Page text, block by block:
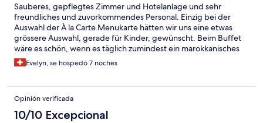
Sauberes, gepflegtes Zimmer und Hotelanlage und sehr
freundliches und zuvorkommendes Personal. Einzig bei der
Auswahl der À la Carte Menukarte hätten wir uns eine etwas
grössere Auswahl, gerade für Kinder, gewünscht. Beim Buffet
wäre es schön, wenn es täglich zumindest ein marokkanisches
Gericht gegeben hätte.
Evelyn, se hospedó 7 noches
Opinión verificada
10/10 Excepcional